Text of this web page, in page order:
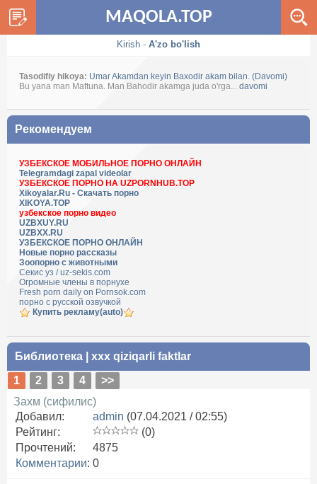
MAQOLA.TOP
Kirish - A'zo bo'lish
Tasodifiy hikoya: Umar Akamdan keyin Baxodir akam bilan. (Davomi)
Bu yana man Maftuna. Man Bahodir akamga juda o'rga... davomi
Рекомендуем
УЗБЕКСКОЕ МОБИЛЬНОЕ ПОРНО ОНЛАЙН
Telegramdagi zapal videolar
УЗБЕКСКОЕ ПОРНО НА UZPORNHUB.TOP
Xikoyalar.Ru - Скачать порно
XIKOYA.TOP
узбекское порно видео
UZBXUY.RU
UZBXX.RU
УЗБЕКСКОЕ ПОРНО ОНЛАЙН
Новые порно рассказы
Зоопорно с животными
Секис уз / uz-sekis.com
Огромные члены в порнухе
Fresh porn daily on Pornsok.com
порно с русской озвучкой
Купить рекламу(auto)
Библиотека
xxx qiziqarli faktlar
1
2 3 4
>>
Захм (сифилис)
Добавил:
admin (07.04.2021 / 02:55)
Рейтинг:
(0)
Прочтений:
4875
Комментарии: 0